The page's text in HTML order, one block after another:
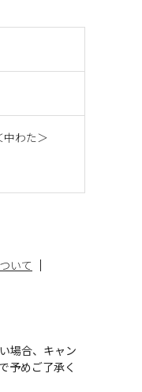
中わた＞
いて
場合、キャン
予めご了承く